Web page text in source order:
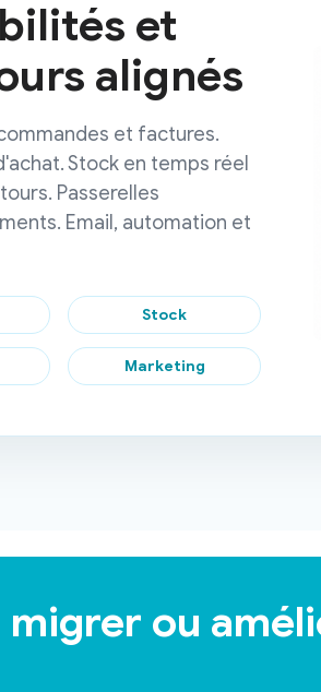
et
alignés
et factures.
Stock en temps réel
Passerelles
Email, automation et
Stock
Marketing
migrer ou